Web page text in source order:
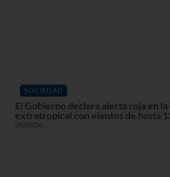
SOCIEDAD
El Gobierno declara alerta roja en
extratropical con vientos de hasta
06/08/26